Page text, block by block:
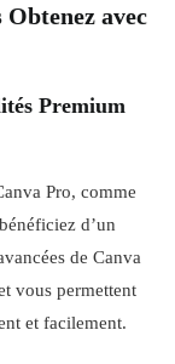
Obtenez avec
Premium
Pro, comme
d’un
de Canva
vous permettent
et facilement.